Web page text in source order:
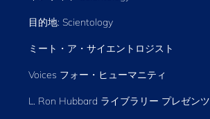
目的地: Scientology
ミート・ア・サイエントロジスト
Voices フォー・ヒューマニティ
L. Ron Hubbard ライブラリー プレゼンツ